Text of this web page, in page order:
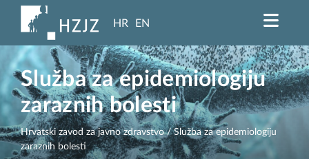
HR EN
Služba za epidemiologiju
zaraznih bolesti
Hrvatski zavod za javno zdravstvo/ Služba za epidemiologiju
zaraznih bolesti